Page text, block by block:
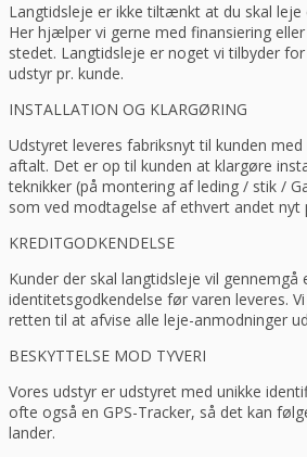
Langtidsleje er ikke tiltænkt at du skal leje
Her hjælper vi gerne med finansiering eller
stedet. Langtidsleje er noget vi tilbyder
udstyr pr. kunde.
INSTALLATION OG KLARGØRING
Udstyret leveres fabriksnyt til kunden
aftalt. Det er op til kunden at klargøre
teknikker (på montering af leding / stik /
som ved modtagelse af ethvert andet nyt
KREDITGODKENDELSE
Kunder der skal langtidsleje vil gennemgå
identitetsgodkendelse før varen leveres.
retten til at afvise alle leje-anmodninger
BESKYTTELSE MOD TYVERI
Vores udstyr er udstyret med unikke
ofte også en GPS-Tracker, så det kan
lander.